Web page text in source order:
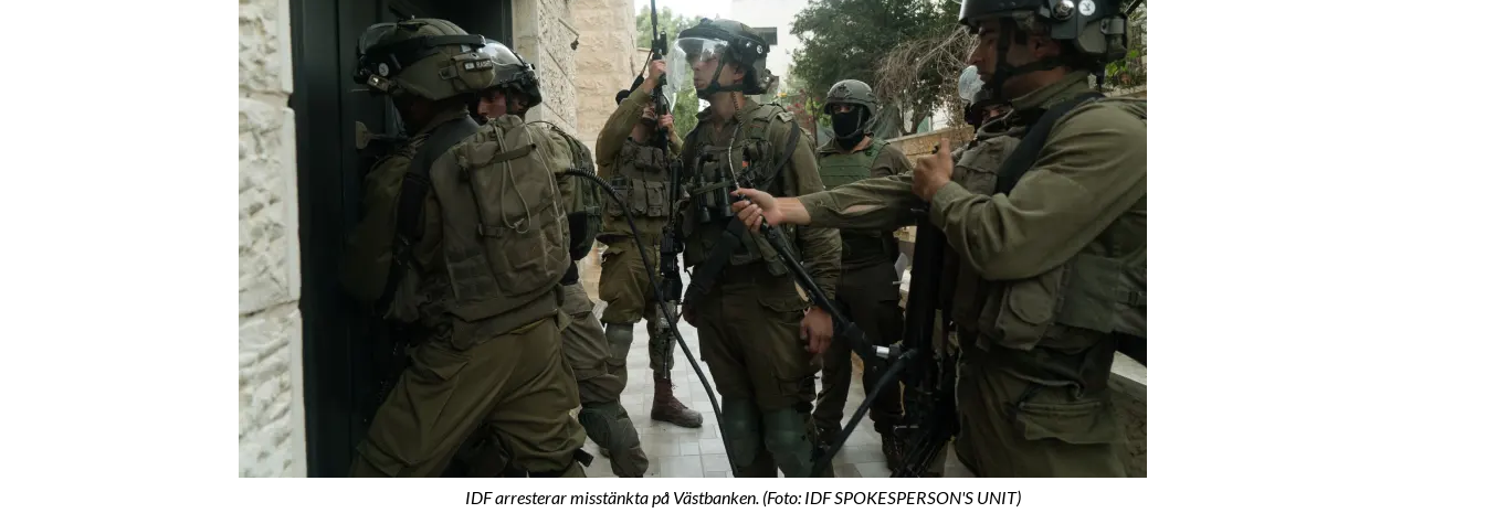
IDF arresterar misstänkta på Västbanken. (Foto: IDF SPOKESPERSON'S UNIT)